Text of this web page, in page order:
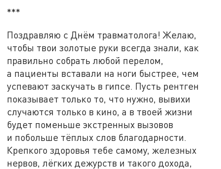
***
Поздравляю с Днём травматолога! Желаю,
чтобы твои золотые руки всегда знали, как
правильно собрать любой перелом,
а пациенты вставали на ноги быстрее, чем
успевают заскучать в гипсе. Пусть рентген
показывает только то, что нужно, вывихи
случаются только в кино, а в твоей жизни
будет поменьше экстренных вызовов
и побольше тёплых слов благодарности.
Крепкого здоровья тебе самому, железных
нервов, лёгких дежурств и такого дохода,